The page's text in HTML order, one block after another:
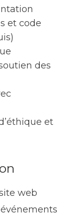
et code
des
et
web